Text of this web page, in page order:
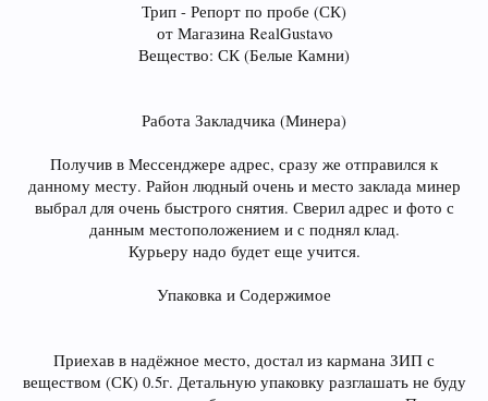
Трип - Репорт по пробе (СК)
от Магазина RealGustavo
Вещество: СК (Белые Камни)
Работа Закладчика (Минера)
Получив в Мессенджере адрес, сразу же отправился к
данному месту. Район людный очень и место заклада минер
выбрал для очень быстрого снятия. Сверил адрес и фото с
данным местоположением и с поднял клад.
Курьеру надо будет еще учится.
Упаковка и Содержимое
Приехав в надёжное место, достал из кармана ЗИП с
веществом (СК) 0.5г. Детальную упаковку разглашать не буду